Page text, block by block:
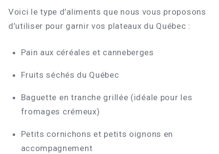
Voici le type d’aliments que nous vous proposons
d’utiliser pour garnir vos plateaux du Québec :
Pain aux céréales et canneberges
Fruits séchés du Québec
Baguette en tranche grillée (idéale pour les
fromages crémeux)
Petits cornichons et petits oignons en
accompagnement